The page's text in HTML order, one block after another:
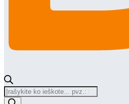
Products
search